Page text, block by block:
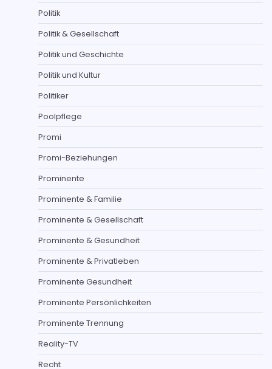
Politik
Politik & Gesellschaft
Politik und Geschichte
Politik und Kultur
Politiker
Poolpflege
Promi
Promi-Beziehungen
Prominente
Prominente & Familie
Prominente & Gesellschaft
Prominente & Gesundheit
Prominente & Privatleben
Prominente Gesundheit
Prominente Persönlichkeiten
Prominente Trennung
Reality-TV
Recht